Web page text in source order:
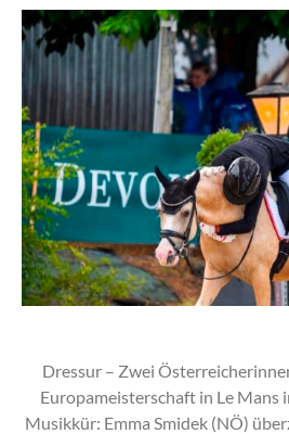
Dressur – Zwei
Europameisterschaft in Le Mans
Musikkür: Emma Smidek (NÖ)